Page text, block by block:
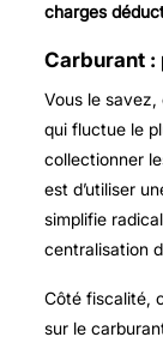
charges
Carburant :
Vous le savez,
qui fluctue le
collectionner
est d’utiliser
simplifie
centralisation
Côté fiscalité,
sur le